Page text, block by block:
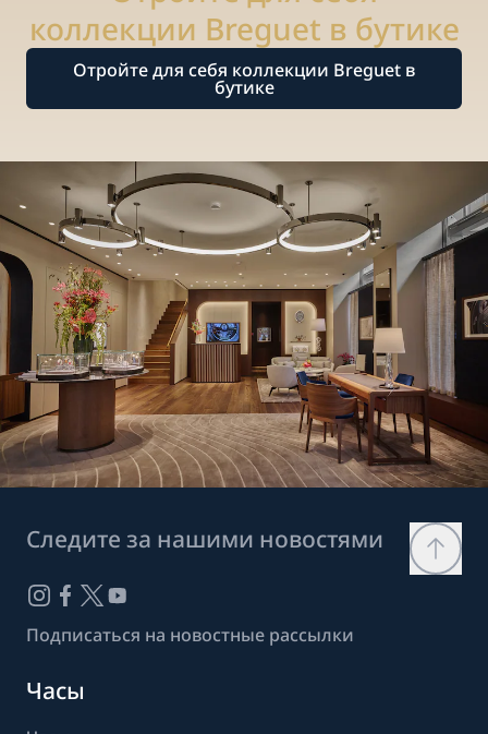
коллекции Breguet в бутике
Отройте для себя коллекции Breguet в
бутике
Следите за нашими новостями
Подписаться на новостные рассылки
Часы